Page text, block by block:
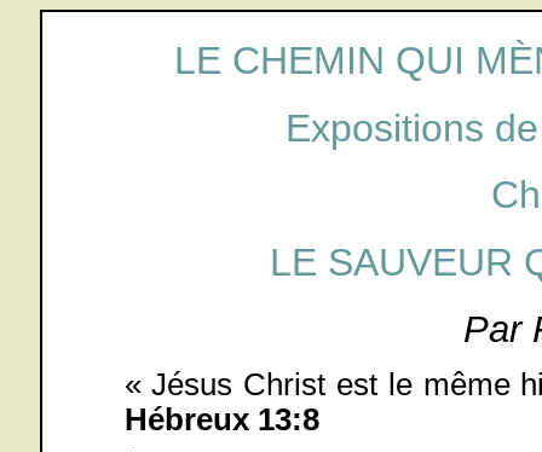
LE CHEMIN QUI
Expositions
LE SAUVEUR
Par
« Jésus Christ est le même
Hébreux 13:8